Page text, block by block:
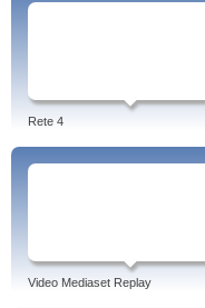
Rete 4
Video Mediaset Replay